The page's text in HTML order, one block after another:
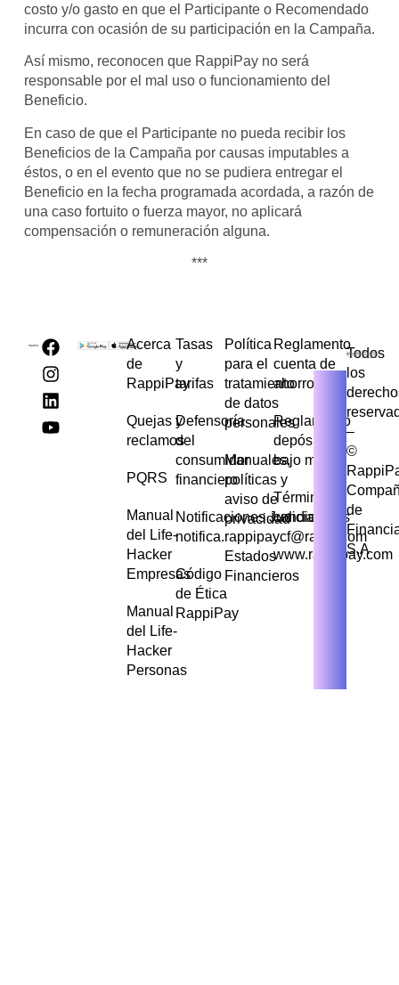
costo y/o gasto en que el Participante o Recomendado
incurra con ocasión de su participación en la Campaña.
Así mismo, reconocen que RappiPay no será
responsable por el mal uso o funcionamiento del
Beneficio.
En caso de que el Participante no pueda recibir los
Beneficios de la Campaña por causas imputables a
éstos, o en el evento que no se pudiera entregar el
Beneficio en la fecha programada acordada, a razón de
una caso fortuito o fuerza mayor, no aplicará
compensación o remuneración alguna.
***
Acerca
de
RappiPay
Quejas y
reclamos
PQRS
Manual
del Life-
Hacker
Empresas
Manual
del Life-
Hacker
Personas
Tasas
y
tarifas
Defensoría
del
consumidor
financiero
Notificaciones Judiciales
notifica.rappipaycf@rappi.com
Código
de Ética
RappiPay
Política
para el
tratamiento
de datos
personales
Manuales,
políticas y
aviso de
privacidad
Estados
Financieros
Reglamento
cuenta de
ahorros
Reglamento
depósito de
bajo monto
Términos y
condiciones
www.rappipay.com
Todos
los
–
©
de
S.A